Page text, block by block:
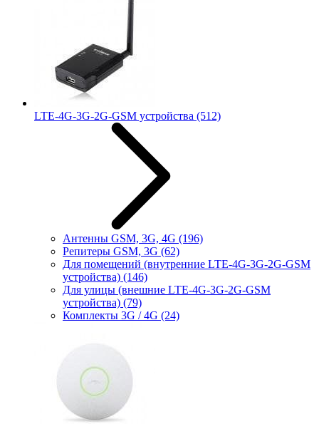
LTE-4G-3G-2G-GSM устройства (512)
Антенны GSM, 3G, 4G (196)
Репитеры GSM, 3G (62)
Для помещений (внутренние LTE-4G-3G-2G-GSM
устройства) (146)
Для улицы (внешние LTE-4G-3G-2G-GSM
устройства) (79)
Комплекты 3G / 4G (24)